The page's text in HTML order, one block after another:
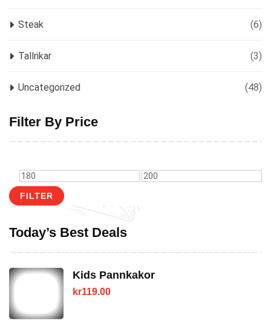
Steak (6)
Tallrikar (3)
Uncategorized (48)
Filter By Price
Min
price
Max
FILTER
Today’s Best Deals
Kids Pannkakor
kr119.00